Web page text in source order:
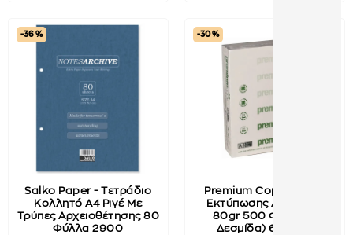
-36 %
Salko Paper - Τετράδιο
Κολλητό Α4 Ριγέ Με
Τρύπες Αρχειοθέτησης 80
Φύλλα 2900
-30 %
Premium Copy - Χαρτί
Εκτύπωσης Λευκό A5
80gr 500 Φύλλα (1
Δεσμίδα) 609073